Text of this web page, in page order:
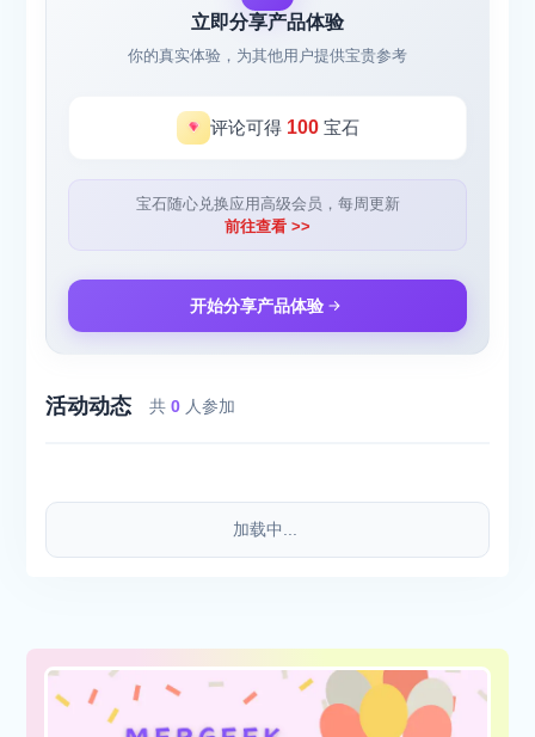
立即分享产品体验
你的真实体验，为其他用户提供宝贵参考
评论可得 100宝石
宝石随心兑换应用高级会员，每周更新
前往查看 >>
开始分享产品体验
活动动态 共0 人参加
加载中...